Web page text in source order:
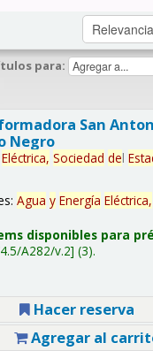
para:
San
Negro
Eléctrica, Sociedad del
Agua y Energía Eléctrica,
disponibles para
A282/v.2 (3).
Hacer reserva
Agregar al